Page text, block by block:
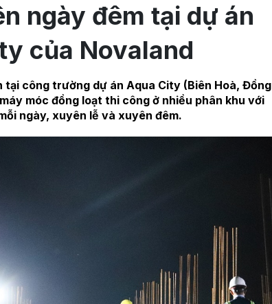
ngày đêm tại dự án
của Novaland
tại công trường dự án Aqua City (Biên Hoà, Đồng
móc đồng loạt thi công ở nhiều phân khu với
ngày, xuyên lễ và xuyên đêm.